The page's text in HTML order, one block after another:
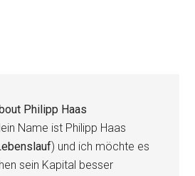
Philipp Haas
Name ist Philipp Haas
) und ich möchte es
sein Kapital besser